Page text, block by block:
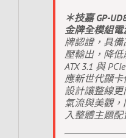
＊技嘉 GP-
金牌全模組電
牌認證，具
壓輸出，降
ATX 3.1 與
應新世代顯
設計讓整線
氣流與美觀
入整體主題配